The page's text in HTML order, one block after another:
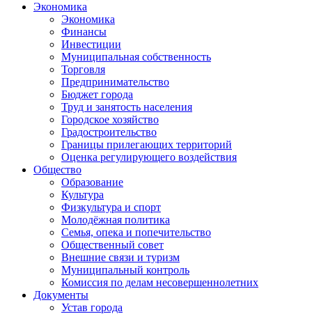
Экономика
Экономика
Финансы
Инвестиции
Муниципальная собственность
Торговля
Предпринимательство
Бюджет города
Труд и занятость населения
Городское хозяйство
Градостроительство
Границы прилегающих территорий
Оценка регулирующего воздействия
Общество
Образование
Культура
Физкультура и спорт
Молодёжная политика
Семья, опека и попечительство
Общественный совет
Внешние связи и туризм
Муниципальный контроль
Комиссия по делам несовершеннолетних
Документы
Устав города